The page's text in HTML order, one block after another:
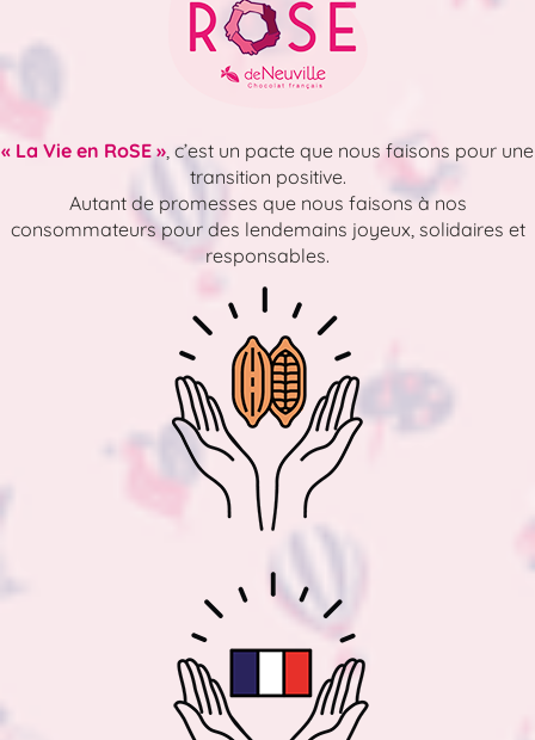
« La Vie en RoSE », c’est un pacte que nous faisons pour une
transition positive.
Autant de promesses que nous faisons à nos
consommateurs pour des lendemains joyeux, solidaires et
responsables.